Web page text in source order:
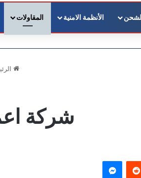
الأنظمة الامنية المقاولات
شركة
ماسنجر